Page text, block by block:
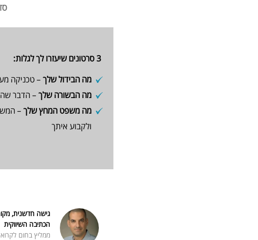
3 סרטונים שיעזרו לך לגלות:
מה הבידול שלך – טכניקה
מה הבשורה שלך – הדבר
מה משפט המחץ שלך –
ולקבוע איתך
גישה חדשנית,
הכתיבה השיווקית
ממליץ בחום